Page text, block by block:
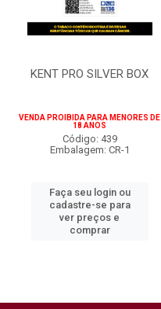
KENT PRO SILVER BOX
VENDA PROIBIDA PARA MENORES DE
18 ANOS
Código: 439
Embalagem: CR-1
Faça seu login ou
cadastre-se para
ver preços e
comprar